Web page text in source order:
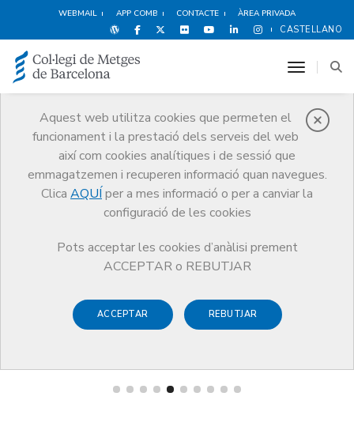
WEBMAIL APP COMB CONTACTE ÀREA PRIVADA
CASTELLANO
Aquest web utilitza cookies que permeten el
funcionament i la prestació dels serveis del web
així com cookies analítiques i de sessió que
emmagatzemen i recuperen informació quan navegues.
Clica AQUÍ per a mes informació o per a canviar la
configuració de les cookies
Pots acceptar les cookies d’anàlisi prement
ACCEPTAR o REBUTJAR
ACCEPTAR REBUTJAR
toggle
Avantatges i
descomptes
Serveis Altres serveis
Avantatges i descomptes
IGNITE Serious Play